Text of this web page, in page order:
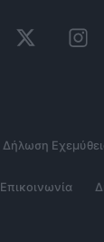
Δήλωση
Επικοινωνία